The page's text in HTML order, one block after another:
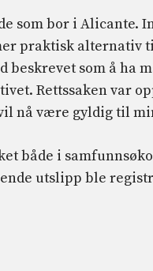
som bor i Alicante.
praktisk alternativ
beskrevet som å ha
Rettssaken var
nå være gyldig til
både i
utslipp ble